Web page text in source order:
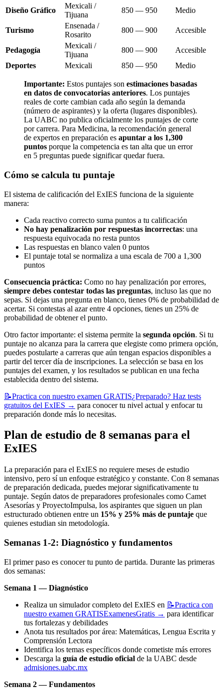
Diseño Gráfico
Mexicali /
Tijuana
850 — 950 Medio
Turismo
Ensenada /
Rosarito
800 — 900 Accesible
Pedagogía
Mexicali /
Tijuana
800 — 900
Accesible
Deportes
Mexicali 850 — 950 Medio
Importante: Estos puntajes son estimaciones basadas
en datos de convocatorias anteriores. Los puntajes
reales de corte cambian cada año según la demanda
(número de aspirantes) y la oferta (lugares disponibles).
La UABC no publica oficialmente los puntajes de corte
por carrera. Para Medicina, la recomendación general
de expertos en preparación es apuntar a los 1,300
puntos porque la competencia es tan alta que un error
en 5 preguntas puede significar quedar fuera.
Cómo se calcula tu puntaje
El sistema de calificación del ExIES funciona de la siguiente
manera:
Cada reactivo correcto suma puntos a tu calificación
No hay penalización por respuestas incorrectas: una
respuesta equivocada no resta puntos
Las respuestas en blanco valen 0 puntos
El puntaje total se normaliza a una escala de 700 a 1,300
puntos
Consecuencia práctica: Como no hay penalización por errores,
siempre debes contestar todas las preguntas, incluso las que no
sepas. Si dejas una pregunta en blanco, tienes 0% de probabilidad de
acertar. Si contestas al azar entre 4 opciones, tienes un 25% de
probabilidad de obtener el punto.
Otro factor importante: el sistema permite la segunda opción. Si tu
puntaje no alcanza para la carrera que elegiste como primera opción,
puedes postularte a carreras que aún tengan espacios disponibles a
partir del tercer día de inscripciones. La selección se basa en los
puntajes del examen, y los resultados se publican en una fecha
establecida dentro del sistema.
📝Practica con nuestro examen GRATIS¿Preparado? Haz tests
gratuitos del ExIES → para conocer tu nivel actual y enfocar tu
preparación donde más lo necesitas.
Plan de estudio de 8 semanas para el
ExIES
La preparación para el ExIES no requiere meses de estudio
intensivo, pero sí un enfoque estratégico y constante. Con 8 semanas
de preparación dedicada, puedes mejorar significativamente tu
puntaje. Según datos de preparadores profesionales como Camet
Asesorías y ProyectoImpulsa, los aspirantes que siguen un plan
estructurado obtienen entre un 15% y 25% más de puntaje que
quienes estudian sin metodología.
Semanas 1-2: Diagnóstico y fundamentos
El primer paso es conocer tu punto de partida. Durante las primeras
dos semanas:
Semana 1 — Diagnóstico
Realiza un simulador completo del ExIES en 📝Practica con
nuestro examen GRATISExamenesGratis → para identificar
tus fortalezas y debilidades
Anota tus resultados por área: Matemáticas, Lengua Escrita y
Comprensión Lectora
Identifica los temas específicos donde cometiste más errores
Descarga la guía de estudio oficial de la UABC desde
admisiones.uabc.mx
Semana 2 — Fundamentos